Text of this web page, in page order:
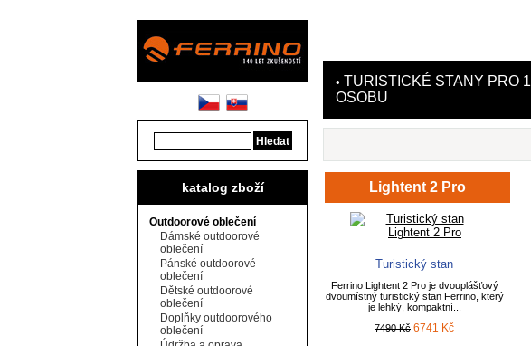
katalog zboží
Outdoorové oblečení
Dámské outdoorové
oblečení
Pánské outdoorové
oblečení
Dětské outdoorové
oblečení
Doplňky outdoorového
oblečení
• TURISTICKÉ STANY PRO 1
OSOBU
Lightent 2 Pro
Turistický stan
Ferrino Lightent 2 Pro je dvouplášťový
dvoumístný turistický stan Ferrino, který
je lehký, kompaktní...
7490 Kč 6741 Kč